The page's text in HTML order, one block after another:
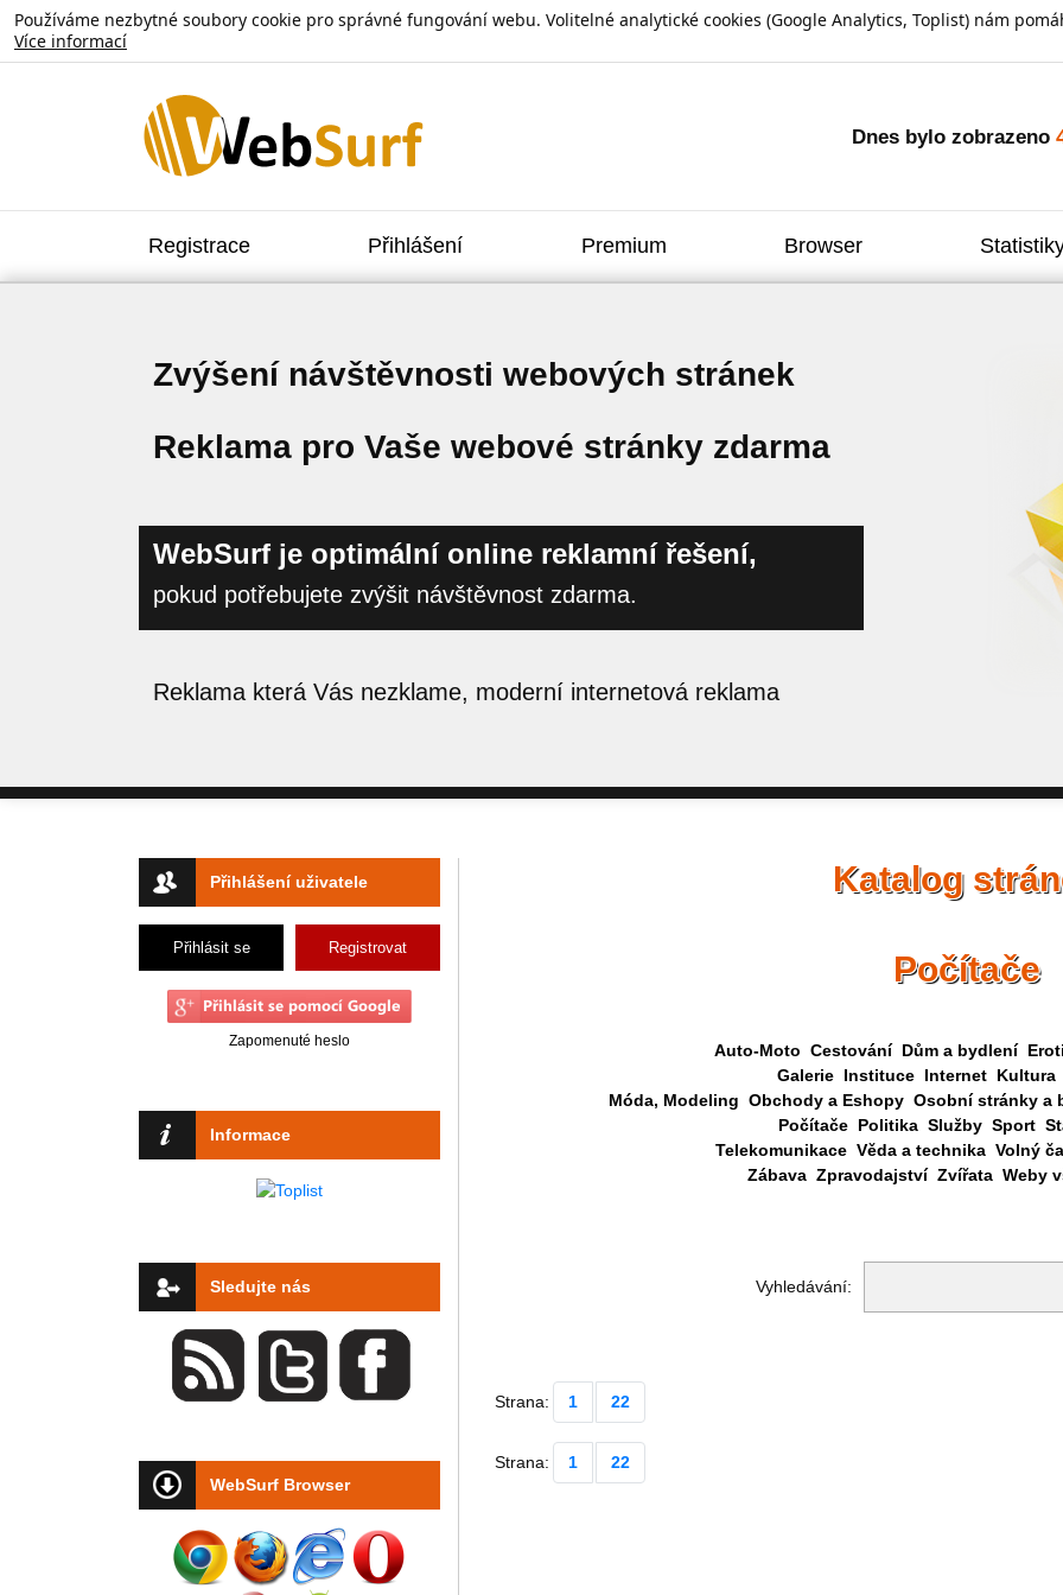
Používáme nezbytné soubory cookie pro správné fungování webu. Volitelné analytické cookies (Google Analytics, Toplist) nám
Více informací
Dnes bylo zobrazeno
Registrace Přihlášení Premium Browser
Zvýšení návštěvnosti webových stránek
Reklama pro Vaše webové stránky zdarma
WebSurf je optimální online reklamní řešení,
pokud potřebujete zvýšit návštěvnost zdarma.
Reklama která Vás nezklame, moderní internetová reklama
Přihlášení uživatele
Přihlásit se Registrovat
Zapomenuté heslo
Informace
Sledujte nás
WebSurf Browser
Katalog
Počítače
Auto-Moto Cestování Dům a bydlení
Galerie Instituce Internet Kultura
Móda, Modeling Obchody a Eshopy Osobní stránky a
Počítače Politika Služby Sport
Telekomunikace Věda a technika Volný
Zábava Zpravodajství Zvířata Weby
Vyhledávání:
Strana: 1 22
Strana: 1 22